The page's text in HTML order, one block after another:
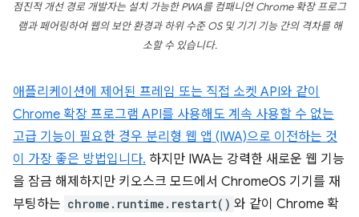
점진적 개선 경로 개발자는 설치 가능한 PWA를 컴패니언 Chrome 확장 프로그
램과 페어링하여 웹의 보안 환경과 하위 수준 OS 및 기기 기능 간의 격차를 해
소할 수 있습니다.
애플리케이션에 제어된 프레임 또는 직접 소켓 API와 같이
Chrome 확장 프로그램 API를 사용해도 계속 사용할 수 없는
고급 기능이 필요한 경우 분리형 웹 앱 (IWA)으로 이전하는 것
이 가장 좋은 방법입니다. 하지만 IWA는 강력한 새로운 웹 기능
을 잠금 해제하지만 키오스크 모드에서 ChromeOS 기기를 재
부팅하는 chrome.runtime.restart() 와 같이 Chrome 확